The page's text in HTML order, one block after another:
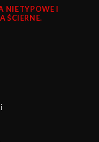
NIETYPOWE I
ŚCIERNE.